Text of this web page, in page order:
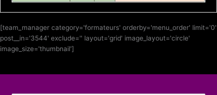
[team_manager category='formateurs' orderby='menu_order' limit='0'
post__in='3544' exclude='' layout='grid' image_layout='circle'
image_size='thumbnail']